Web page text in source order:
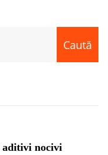
Caută
aditivi nocivi